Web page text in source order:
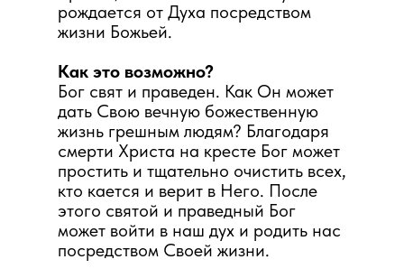
рождается от Духа посредством
жизни Божьей.
Как это возможно?
Бог свят и праведен. Как Он может
дать Свою вечную божественную
жизнь грешным людям? Благодаря
смерти Христа на кресте Бог может
простить и тщательно очистить всех,
кто кается и верит в Него. После
этого святой и праведный Бог
может войти в наш дух и родить нас
посредством Своей жизни.